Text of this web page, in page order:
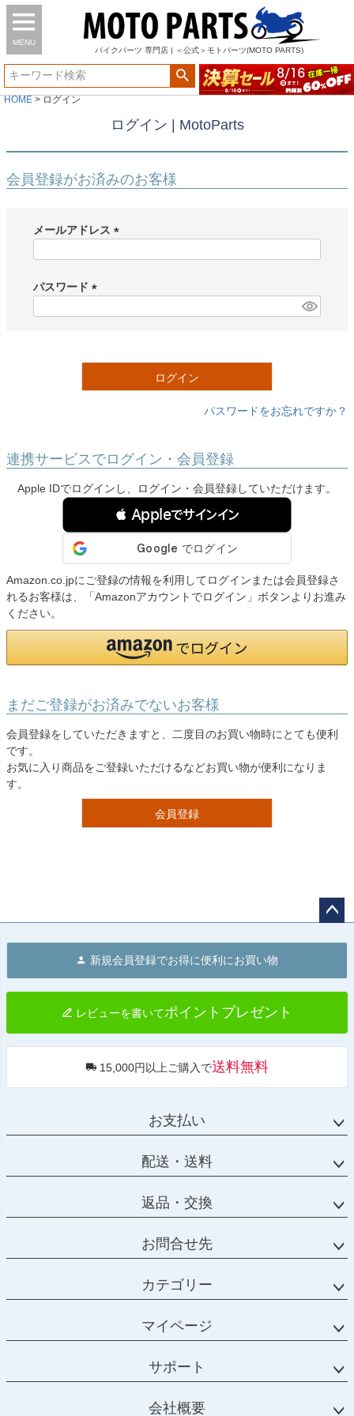
MENU
バイク パーツ 専門店 | ＜公式＞モトパーツ(MOTO PARTS)
HOME ログイン
ログイン | MotoParts
会員登録がお済みのお客様
メールアドレス
)
パスワード
ログイン
パスワードをお忘れですか？
連携サービスでログイン・会員登録
Apple IDでログインし、ログイン・会員登録していただけます。
 Appleでサインイン
Amazon.co.jpにご登録の情報を利用してログインまたは会員登録さ
れるお客様は、「Amazonアカウントでログイン」ボタンよりお進み
ください。
まだご登録がお済みでないお客様
会員登録をしていただきますと、二度目のお買い物時にとても便利
です。
お気に入り商品をご登録いただけるなどお買い物が便利になりま
す。
会員登録
へ
新規会員登録でお得に便利にお買い物
レビューを書いてポイントプレゼント
15,000円以上ご購入で送料無料
お支払い
配送・送料
返品・交換
お問合せ先
カテゴリー
マイページ
サポート
会社概要